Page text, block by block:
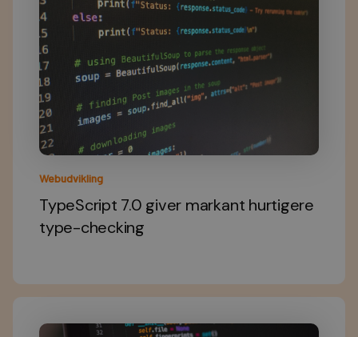
Webudvikling
TypeScript 7.0 giver markant hurtigere
type-checking